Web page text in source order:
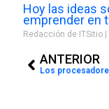
Hoy las ideas
emprender en
Redacción de ITSitio
ANTERIOR